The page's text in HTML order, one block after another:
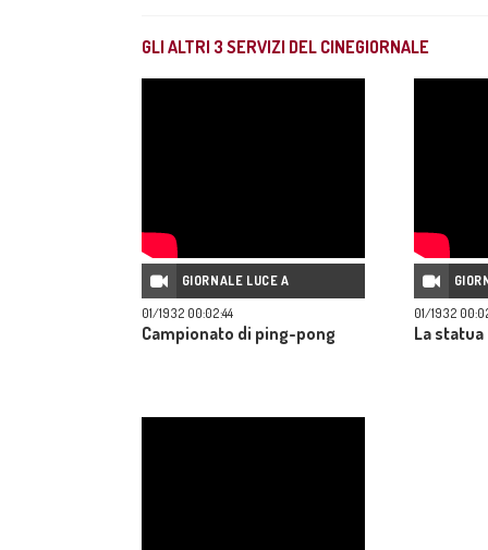
GLI ALTRI 3 SERVIZI DEL CINEGIORNALE
GIORNALE LUCE A
01/1932 00:02:44
Campionato di ping-pong
01/1932
La statua